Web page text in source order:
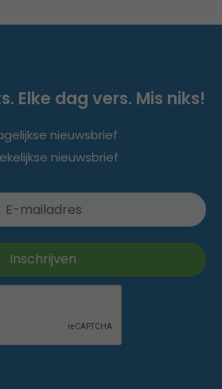
Elke dag vers. Mis niks!
nieuwsbrief
nieuwsbrief